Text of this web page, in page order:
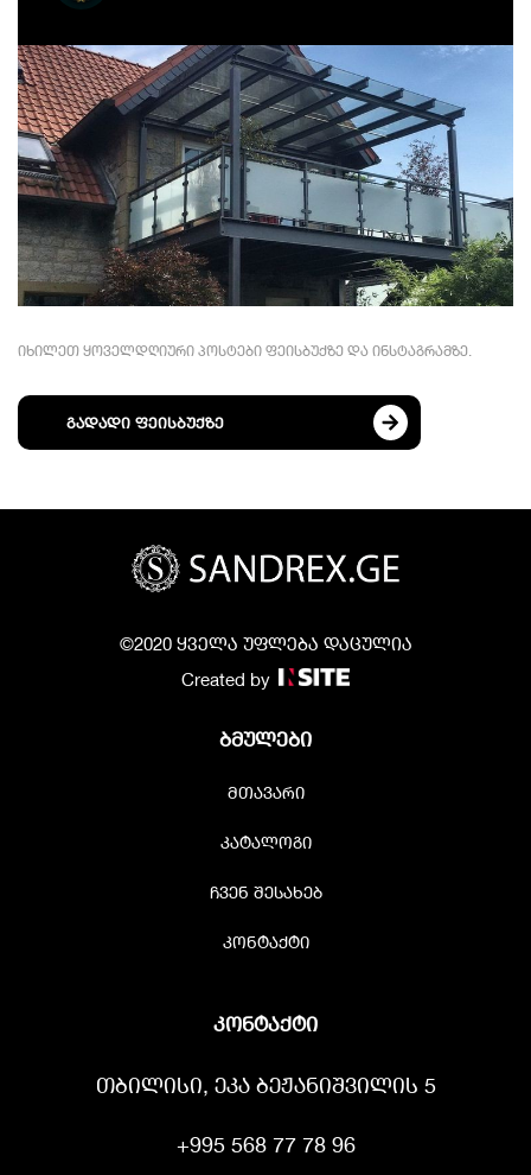
იხილეთ ყოველდღიური პოსტები ფეისბუქზე და ინსტაგრამზე.
გადადი ფეისბუქზე
©2020 ყველა უფლება დაცულია
Created by
ბმულები
მთავარი
კატალოგი
ჩვენ შესახებ
კონტაქტი
კონტაქტი
თბილისი, ეკა ბეჟანიშვილის 5
+995 568 77 78 96